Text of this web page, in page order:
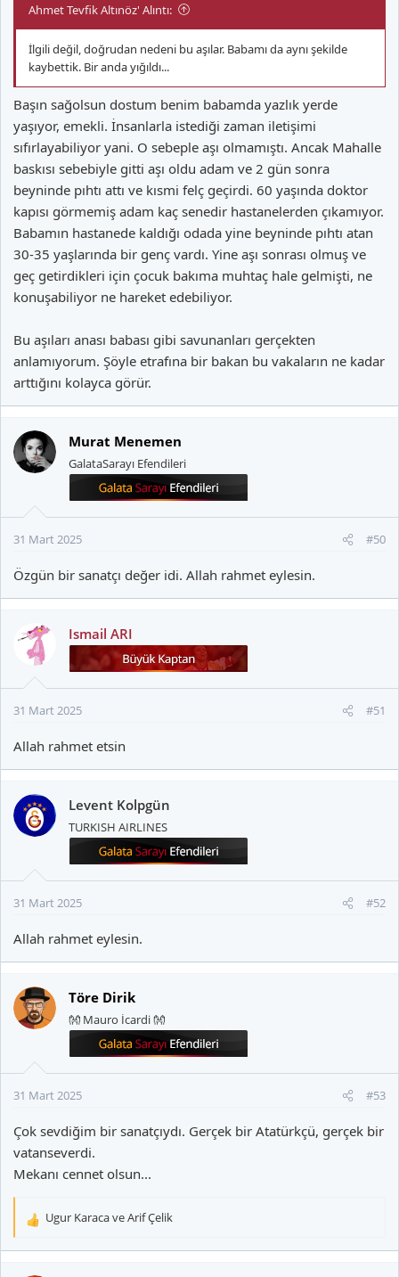
Ahmet Tevfik Altınöz' Alıntı:
İlgili değil, doğrudan nedeni bu aşılar. Babamı da aynı şekilde
kaybettik. Bir anda yığıldı...
Başın sağolsun dostum benim babamda yazlık yerde
yaşıyor, emekli. İnsanlarla istediği zaman iletişimi
sıfırlayabiliyor yani. O sebeple aşı olmamıştı. Ancak Mahalle
baskısı sebebiyle gitti aşı oldu adam ve 2 gün sonra
beyninde pıhtı attı ve kısmi felç geçirdi. 60 yaşında doktor
kapısı görmemiş adam kaç senedir hastanelerden çıkamıyor.
Babamın hastanede kaldığı odada yine beyninde pıhtı atan
30-35 yaşlarında bir genç vardı. Yine aşı sonrası olmuş ve
geç getirdikleri için çocuk bakıma muhtaç hale gelmişti, ne
konuşabiliyor ne hareket edebiliyor.
Bu aşıları anası babası gibi savunanları gerçekten
anlamıyorum. Şöyle etrafına bir bakan bu vakaların ne kadar
arttığını kolayca görür.
Murat Menemen
GalataSarayı Efendileri
31 Mart 2025 #50
Özgün bir sanatçı değer idi. Allah rahmet eylesin.
Ismail ARI
31 Mart 2025 #51
Allah rahmet etsin
Levent Kolpgün
TURKISH AIRLINES
31 Mart 2025 #52
Allah rahmet eylesin.
Töre Dirik
👐 Mauro İcardi 👐
31 Mart 2025 #53
Çok sevdiğim bir sanatçıydı. Gerçek bir Atatürkçü, gerçek bir
vatanseverdi.
Mekanı cennet olsun...
T
Ugur KaracaveArif Çelik